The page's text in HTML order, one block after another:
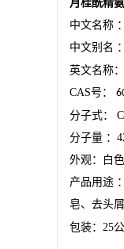
月桂酰精
中文名称
中文别名
英文名称：
CAS号：
分子式：
分子量 ：
外观：白
产品用途
皂、去头
包装： 25